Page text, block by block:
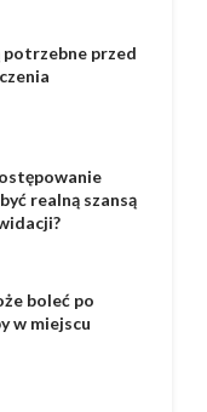
potrzebne przed
realną szansą
boleć po
w miejscu